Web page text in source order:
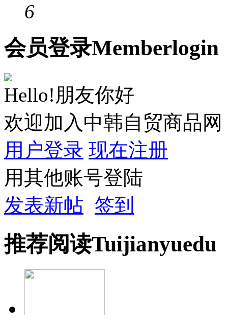
6
会员登录Memberlogin
Hello!朋友你好
欢迎加入中韩自贸商品网
用户登录 现在注册
用其他账号登陆
发表新帖 签到
推荐阅读Tuijianyuedu